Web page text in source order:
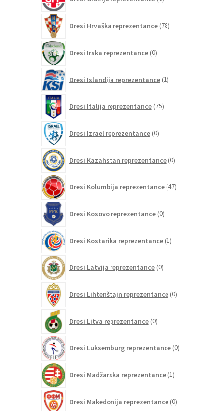
izdelkov
Dresi Hrvaška reprezentance 78izdelkov
Dresi Irska reprezentance 0izdelkov
Dresi Islandija reprezentance 1izdelek
Dresi Italija reprezentance 75izdelkov
Dresi Izrael reprezentance 0izdelkov
Dresi Kazahstan reprezentance 0izdelkov
Dresi Kolumbija reprezentance 47izdelkov
Dresi Kosovo reprezentance 0izdelkov
Dresi Kostarika reprezentance 1izdelek
Dresi Latvija reprezentance 0izdelkov
Dresi Lihtenštajn reprezentance 0izdelkov
Dresi Litva reprezentance 0izdelkov
Dresi Luksemburg reprezentance 0izdelkov
Dresi Madžarska reprezentance 1izdelek
Dresi Makedonija reprezentance 0izdelkov